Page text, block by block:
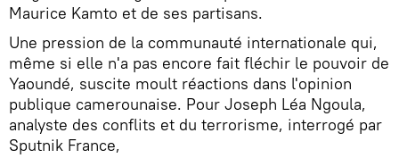
Maurice Kamto et de ses partisans.
Une pression de la communauté internationale qui,
même si elle n'a pas encore fait fléchir le pouvoir de
Yaoundé, suscite moult réactions dans l'opinion
publique camerounaise. Pour Joseph Léa Ngoula,
analyste des conflits et du terrorisme, interrogé par
Sputnik France,